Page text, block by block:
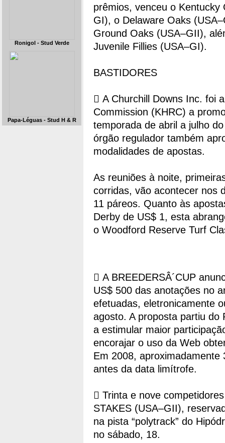
Ronigol - Stud Verde
Papa-Léguas - Stud H & R
prêmios, venceu o
GI), o Delaware Oaks
Ground Oaks (USA–GII),
Juvenile Fillies (USA–GI).
BASTIDORES
 A Churchill Downs Inc. foi
Commission (KHRC) a
temporada de abril a julho
órgão regulador também
modalidades de apostas.
As reuniões à noite,
corridas, vão acontecer nos
11 páreos. Quanto às
Derby de US$ 1, esta
o Woodford Reserve Turf
 A BREEDERSÂ´CUP
US$ 500 das anotações no
efetuadas, eletronicamente
agosto. A proposta partiu do
a estimular maior
encorajar o uso da Web
Em 2008,
antes da data limítrofe.
 Trinta e nove
STAKES (USA–GII),
na pista “polytrack” do
no sábado, 18.